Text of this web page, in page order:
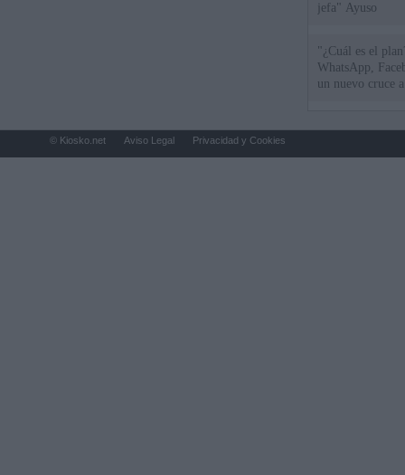
jefa" Ayuso
"¿Cuál es el
WhatsApp,
un nuevo cruce
© Kiosko.net Aviso Legal Privacidad y Cookies